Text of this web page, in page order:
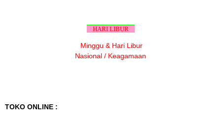
HARI LIBUR
Minggu & Hari Libur
Nasional / Keagamaan
TOKO ONLINE :